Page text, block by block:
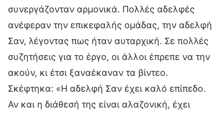
συνεργάζονταν αρμονικά. Πολλές αδελφές
ανέφεραν την επικεφαλής ομάδας, την αδελφή
Σαν, λέγοντας πως ήταν αυταρχική. Σε πολλές
συζητήσεις για το έργο, οι άλλοι έπρεπε να την
ακούν, κι έτσι ξαναέκαναν τα βίντεο.
Σκέφτηκα: «Η αδελφή Σαν έχει καλό επίπεδο.
Αν και η διάθεσή της είναι αλαζονική, έχει